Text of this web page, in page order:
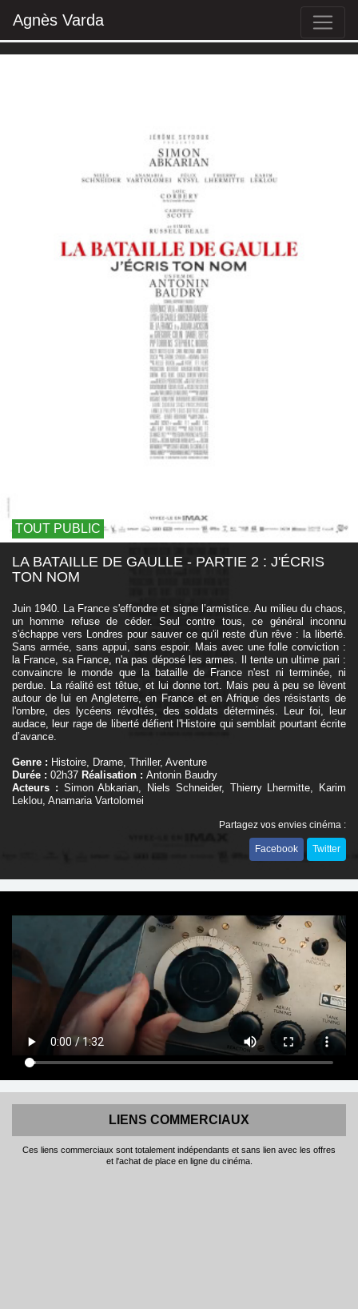
Agnès Varda
TOUT PUBLIC
LA BATAILLE DE GAULLE - PARTIE 2 : J'ÉCRIS
TON NOM
Juin 1940. La France s'effondre et signe l’armistice. Au milieu du chaos,
un homme refuse de céder. Seul contre tous, ce général inconnu
s'échappe vers Londres pour sauver ce qu'il reste d'un rêve : la liberté.
Sans armée, sans appui, sans espoir. Mais avec une folle conviction :
la France, sa France, n'a pas déposé les armes. Il tente un ultime pari :
convaincre le monde que la bataille de France n'est ni terminée, ni
perdue. La réalité est têtue, et lui donne tort. Mais peu à peu se lèvent
autour de lui en Angleterre, en France et en Afrique des résistants de
l'ombre, des lycéens révoltés, des soldats déterminés. Leur foi, leur
audace, leur rage de liberté défient l'Histoire qui semblait pourtant écrite
d’avance.
Genre : Histoire, Drame, Thriller, Aventure
Durée : 02h37 Réalisation : Antonin Baudry
Acteurs : Simon Abkarian, Niels Schneider, Thierry Lhermitte, Karim
Leklou, Anamaria Vartolomei
Partagez vos envies cinéma :
Facebook Twitter
LIENS COMMERCIAUX
Ces liens commerciaux sont totalement indépendants et sans lien avec les offres
et l'achat de place en ligne du cinéma.